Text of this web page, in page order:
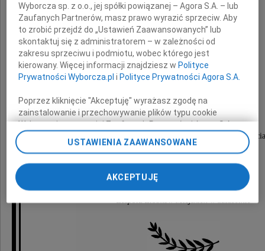
na zawsze pozostanie
we wspomnieniach koleżanek z pracy....
Rodzinie i Najbliższym
wyrazy szczerego żalu i serdecznego współczucia
składają
Dyrektor i Pracownicy
Zespołu Żłobków Miejskich w Szczecinie
Wyborcza sp. z o.o., jej spółki powiązanej – Agora S.A. – lub
Zaufanych Partnerów, masz prawo wyrazić sprzeciw. Aby
to zrobić przejdź do „Ustawień Zaawansowanych” lub
skontaktuj się z administratorem – w zależności od
zakresu sprzeciwu i podmiotu, wobec którego jest
kierowany. Więcej informacji znajdziesz w Polityce
Prywatności Wyborcza.pl i Polityce Prywatności Agora S.A.
Poprzez kliknięcie "Akceptuję" wyrażasz zgodę na
zainstalowanie i przechowywanie plików typu cookie
Wyborczej sp. z o. o. jej Zaufanych Partnerów i Agora S.A.
na Twoim urządzeniu końcowym. Możesz też w każdej
chwili zmienić swoje preferencje dot. plików cookie,
preferencjami dot. przetwarzania danych poprzez
odnośnik „Ustawienia prywatności” w stopce serwisu i
Zmiana ustawień plików cookie możliwa jest także za
My, nasi Zaufani Partnerzy i Agora S.A. możemy
USTAWIENIA ZAAWANSOWANE
AKCEPTUJĘ